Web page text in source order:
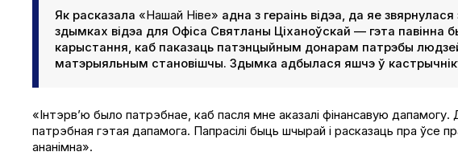
Як расказала«Нашай Ніве» адна з гераінь відэа, да яе
здымках відэа для Офіса Святланы Ціханоўскай — гэта павінна
карыстання, каб паказаць патэнцыйным донарам патрэбы
матэрыяльным становішчы. Здымка адбылася яшчэ ў
«Інтэрв’ю было патрэбнае, каб пасля мне аказалі фінансавую
патрэбная гэтая дапамога. Папрасілі быць шчырай і расказаць пра ўсе
ананімна».